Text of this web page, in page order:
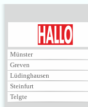
Münster
Greven
Lüdinghausen
Steinfurt
Telgte